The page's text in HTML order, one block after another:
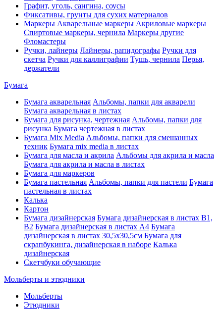
Графит, уголь, сангина, соусы
Фиксативы, грунты для сухих материалов
Маркеры Акварельные маркеры Акриловые маркеры
Спиртовые маркеры, чернила Маркеры другие
Фломастеры
Ручки, лайнеры Лайнеры, рапидографы Ручки для
скетча Ручки для каллиграфии Тушь, чернила Перья,
держатели
Бумага
Бумага акварельная Альбомы, папки для акварели
Бумага акварельная в листах
Бумага для рисунка, чертежная Альбомы, папки для
рисунка Бумага чертежная в листах
Бумага Mix Media Альбомы, папки для смешанных
техник Бумага mix media в листах
Бумага для масла и акрила Альбомы для акрила и масла
Бумага для акрила и масла в листах
Бумага для маркеров
Бумага пастельная Альбомы, папки для пастели Бумага
пастельная в листах
Калька
Картон
Бумага дизайнерская Бумага дизайнерская в листах В1,
В2 Бумага дизайнерская в листах А4 Бумага
дизайнерская в листах 30,5х30,5см Бумага для
скрапбукинга, дизайнерская в наборе Калька
дизайнерская
Скетчбуки обучающие
Мольберты и этюдники
Мольберты
Этюдники